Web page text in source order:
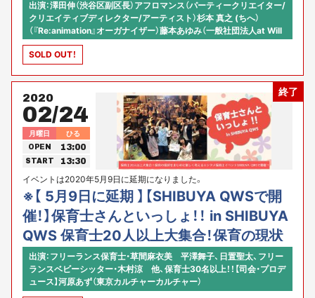
場づくりのプロが語る90分！
出演：澤田伸（渋谷区副区長）アフロマンス（パーティークリエイター/
クリエイティブディレクター/アーティスト）杉本 真之 (ちへ）
（『Re:animation』オーガナイザー）藤本あゆみ（一般社団法人at Will
Work代表理事／Plug and Play Japan 執行役員 CMO）小野晶子
（CMX Connect TOKYO代表）他！！豪華ゲストブッキング中！ 【ファ
シリテーター／コミュニティ・ソムリエ】河原あず（東京カルチャーカ
ルチャー コミュニティ・アクセラレーター）藤田祐司（Peatix Japan
株式会社 取締役 最高マーケティング責任者） 【総合司会】 宮田真知
（Peatix Japan株式会社）
SOLD OUT！
終了
2020
02/24
月曜日 ひる
OPEN 13:00
START 13:30
イベントは2020年5月9日に延期になりました。
※【 5月9日に延期 】【SHIBUYA QWSで開
催！】保育士さんといっしょ！！ in SHIBUYA
QWS 保育士20人以上大集合！保育の現状
をまじめに楽しく考えるエンタメ保育士イ
ベント開催！
出演：フリーランス保育士・草間麻衣美 平澤舞子、日置聖太、フリー
ランスベビーシッター・木村涼 他、保育士30名以上！！【司会・プロデ
ュース】河原あず（東京カルチャーカルチャー）